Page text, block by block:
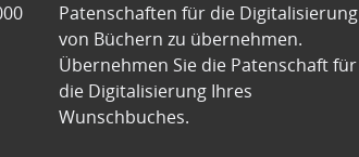
Patenschaften für die Digitalisierung
von Büchern zu übernehmen.
Übernehmen Sie die Patenschaft für
die Digitalisierung Ihres
Wunschbuches.